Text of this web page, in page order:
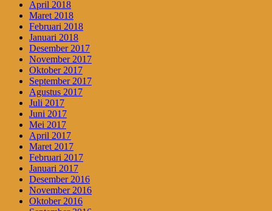
April 2018
Maret 2018
Februari 2018
Januari 2018
Desember 2017
November 2017
Oktober 2017
September 2017
Agustus 2017
Juli 2017
Juni 2017
Mei 2017
April 2017
Maret 2017
Februari 2017
Januari 2017
Desember 2016
November 2016
Oktober 2016